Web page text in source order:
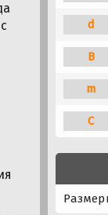
d
B
m
C